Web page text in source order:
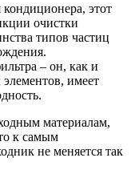
этот
очистки
типов частиц
– он, как и
имеет
материалам,
к самым
не меняется так